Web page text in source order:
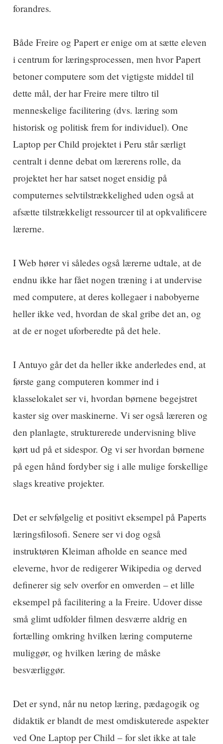
forandres.
Både Freire og Papert er enige om at sætte eleven
i centrum for læringsprocessen, men hvor Papert
betoner computere som det vigtigste middel til
dette mål, der har Freire mere tiltro til
menneskelige facilitering (dvs. læring som
historisk og politisk frem for individuel). One
Laptop per Child projektet i Peru står særligt
centralt i denne debat om lærerens rolle, da
projektet her har satset noget ensidig på
computernes selvtilstrækkelighed uden også at
afsætte tilstrækkeligt ressourcer til at opkvalificere
lærerne.
I Web hører vi således også lærerne udtale, at de
endnu ikke har fået nogen træning i at undervise
med computere, at deres kollegaer i nabobyerne
heller ikke ved, hvordan de skal gribe det an, og
at de er noget uforberedte på det hele.
I Antuyo går det da heller ikke anderledes end, at
første gang computeren kommer ind i
klasselokalet ser vi, hvordan børnene begejstret
kaster sig over maskinerne. Vi ser også læreren og
den planlagte, strukturerede undervisning blive
kørt ud på et sidespor. Og vi ser hvordan børnene
på egen hånd fordyber sig i alle mulige forskellige
slags kreative projekter.
Det er selvfølgelig et positivt eksempel på Paperts
læringsfilosofi. Senere ser vi dog også
instruktøren Kleiman afholde en seance med
eleverne, hvor de redigerer Wikipedia og derved
definerer sig selv overfor en omverden – et lille
eksempel på facilitering a la Freire. Udover disse
små glimt udfolder filmen desværre aldrig en
fortælling omkring hvilken læring computerne
muliggør, og hvilken læring de måske
besværliggør.
Det er synd, når nu netop læring, pædagogik og
didaktik er blandt de mest omdiskuterede aspekter
ved One Laptop per Child – for slet ikke at tale